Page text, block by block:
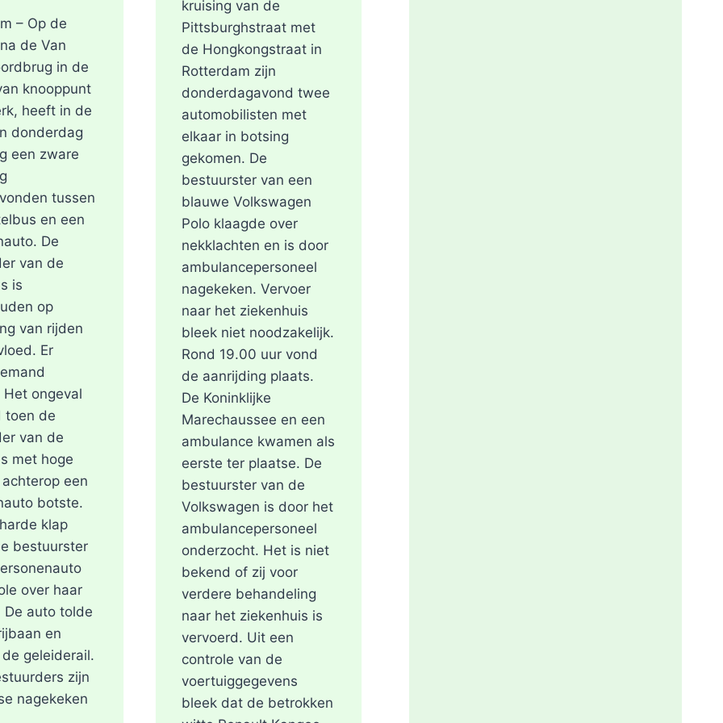
– Op de
de Van
in de
knooppunt
heeft in de
donderdag
een zware
tussen
en een
De
van de
is
op
van rijden
Er
ongeval
toen de
van de
met hoge
een
botste.
klap
bestuurster
over haar
De auto tolde
en
geleiderail.
zijn
nagekeken
kruising van de
Pittsburghstraat met
de Hongkongstraat in
Rotterdam zijn
donderdagavond twee
automobilisten met
elkaar in botsing
gekomen. De
bestuurster van een
blauwe Volkswagen
Polo klaagde over
nekklachten en is door
ambulancepersoneel
nagekeken. Vervoer
naar het ziekenhuis
bleek niet noodzakelijk.
Rond 19.00 uur vond
de aanrijding plaats.
De Koninklijke
Marechaussee en een
ambulance kwamen als
eerste ter plaatse. De
bestuurster van de
Volkswagen is door het
ambulancepersoneel
onderzocht. Het is niet
bekend of zij voor
verdere behandeling
naar het ziekenhuis is
vervoerd. Uit een
controle van de
voertuiggegevens
bleek dat de betrokken